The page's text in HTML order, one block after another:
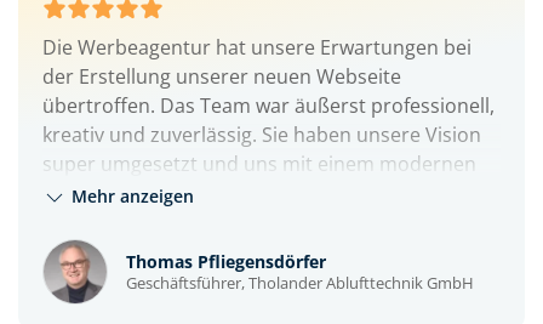
Die Werbeagentur hat unsere Erwartungen bei
der Erstellung unserer neuen Webseite
übertroffen. Das Team war äußerst professionell,
kreativ und zuverlässig. Sie haben unsere Vision
super umgesetzt und uns mit einem modernen
und ansprechenden Design begeistert. Die
effizient, sodass wir jederzeit über den Fortschritt
informiert waren. Wir sind sehr zufrieden mit
dem Ergebnis und können die Werbeagentur
Mehr anzeigen
Thomas Pfliegensdörfer
Geschäftsführer, Tholander Ablufttechnik GmbH